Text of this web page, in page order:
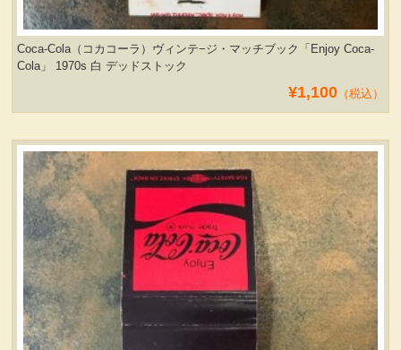
Coca-Cola（コカコーラ）ヴィンテ−ジ・マッチブック「Enjoy Coca-
Cola」 1970s 白 デッドストック
¥1,100（税込）